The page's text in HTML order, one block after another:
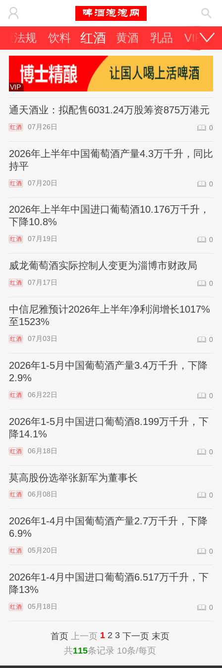
策法规 饮料 红酒 黄酒 乳品 VIP专
VIP
通天酒业：拟配售6031.24万股筹资875万港元
红酒 07月26日 0
2026年上半年中国葡萄酒产量4.3万千升，同比
持平
红酒 07月20日 0
2026年上半年中国进口葡萄酒10.176万千升，
下降10.8%
红酒 07月19日 0
威龙葡萄酒实际控制人变更为淄博市财政局
红酒 07月17日 0
中信尼雅预计2026年上半年净利润增长1017%
至1523%
红酒 07月03日 0
2026年1-5月中国葡萄酒产量3.4万千升，下降
2.9%
红酒 06月22日 0
2026年1-5月中国进口葡萄酒8.199万千升，下
降14.1%
红酒 06月18日 0
莫高股份选举张新军为董事长
红酒 06月08日 0
2026年1-4月中国葡萄酒产量2.7万千升，下降
6.9%
红酒 05月20日 0
2026年1-4月中国进口葡萄酒6.517万千升，下
降13%
红酒 05月18日 0
首页 上一页 1 2 3 下一页 末页
共115条记录 10条/每页